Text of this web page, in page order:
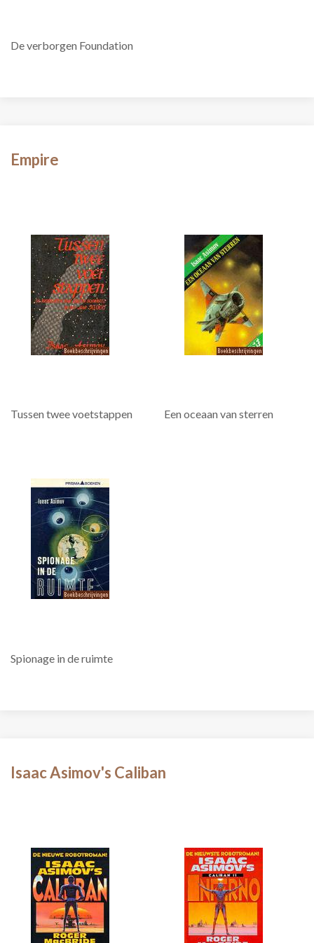
De verborgen Foundation
Empire
Tussen twee voetstappen Een oceaan van sterren
Spionage in de ruimte
Isaac Asimov's Caliban